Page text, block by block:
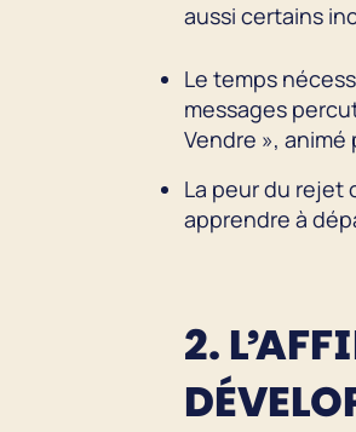
aussi certains
Le temps
messages
Vendre »,
La peur du rejet
apprendre à
2.